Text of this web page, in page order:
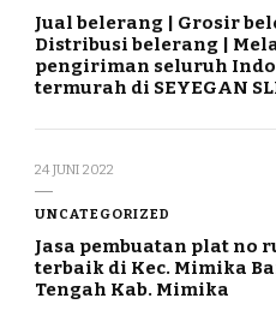
Jual belerang | Grosir
Distribusi belerang |
pengiriman seluruh
termurah di SEYEGAN
24 JUNI 2022
UNCATEGORIZED
Jasa pembuatan plat no
terbaik di Kec. Mimika
Tengah Kab. Mimika